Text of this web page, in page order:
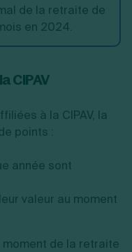
de la retraite de
en 2024.
CIPAV
à la CIPAV, la
points :
année sont
valeur au moment
moment de la retraite